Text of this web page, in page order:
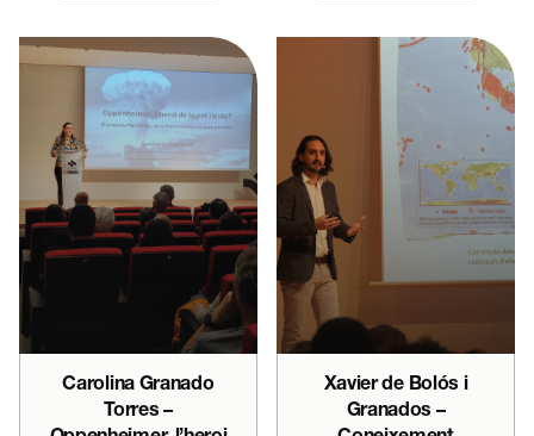
Carolina Granado
Torres –
Xavier de Bolós i
Granados –